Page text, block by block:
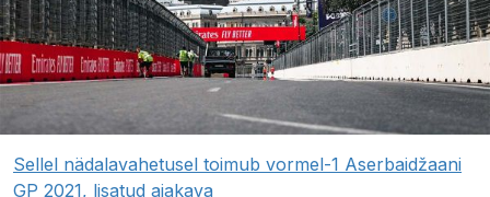
Sellel nädalavahetusel toimub vormel-1 Aserbaidžaani
GP 2021, lisatud ajakava